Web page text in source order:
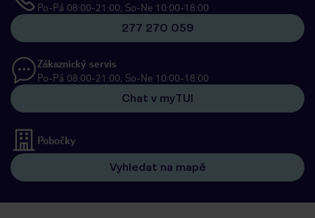
Po-Pá 08:00-21:00, So-Ne 10:00-18:00
277 270 059
Zákaznický servis
Po-Pá 08:00-21:00, So-Ne 10:00-18:00
Chat v myTUI
Pobočky
Vyhledat na mapě